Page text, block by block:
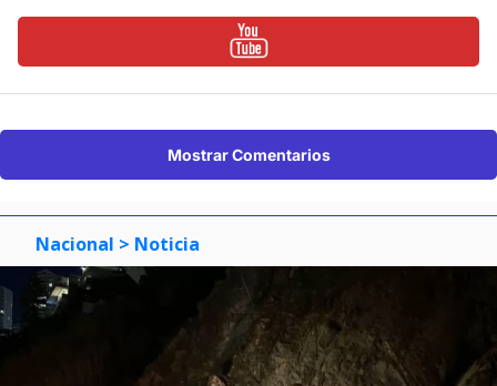
Mostrar Comentarios
Nacional > Noticia